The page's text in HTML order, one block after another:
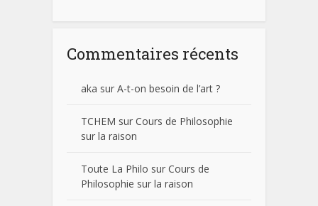
Commentaires récents
aka sur A-t-on besoin de l’art ?
TCHEM sur Cours de Philosophie
sur la raison
Toute La Philo sur Cours de
Philosophie sur la raison